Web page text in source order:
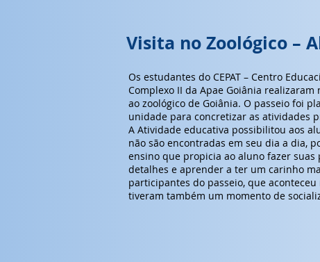
Visita no Zoológico –
Os estudantes do CEPAT – Centro
Complexo II da Apae Goiânia
ao zoológico de Goiânia. O passeio foi
unidade para concretizar as atividades
A Atividade educativa possibilitou aos
não são encontradas em seu dia a dia,
ensino que propicia ao aluno fazer
detalhes e aprender a ter um carinho
participantes do passeio, que
tiveram também um momento de